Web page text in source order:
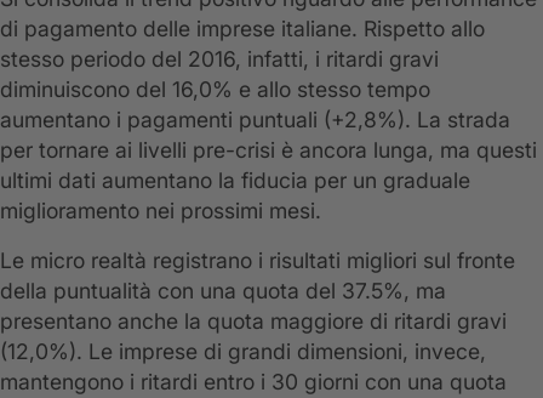
di pagamento delle imprese italiane. Rispetto allo
stesso periodo del 2016, infatti, i ritardi gravi
diminuiscono del 16,0% e allo stesso tempo
aumentano i pagamenti puntuali (+2,8%). La strada
per tornare ai livelli pre-crisi è ancora lunga, ma questi
ultimi dati aumentano la fiducia per un graduale
miglioramento nei prossimi mesi.
Le micro realtà registrano i risultati migliori sul fronte
della puntualità con una quota del 37.5%, ma
presentano anche la quota maggiore di ritardi gravi
(12,0%). Le imprese di grandi dimensioni, invece,
mantengono i ritardi entro i 30 giorni con una quota